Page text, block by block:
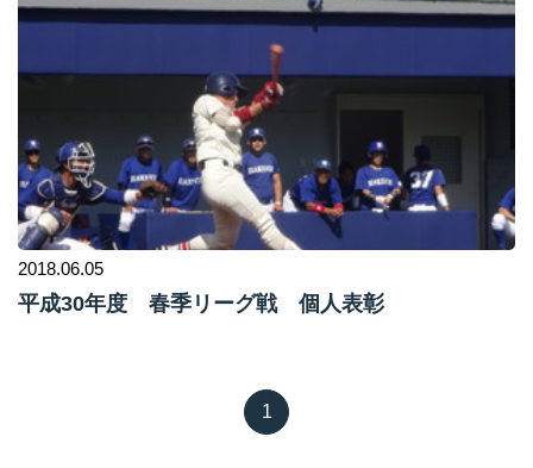
2018.06.05
平成30年度 春季リーグ戦 個人表彰
1